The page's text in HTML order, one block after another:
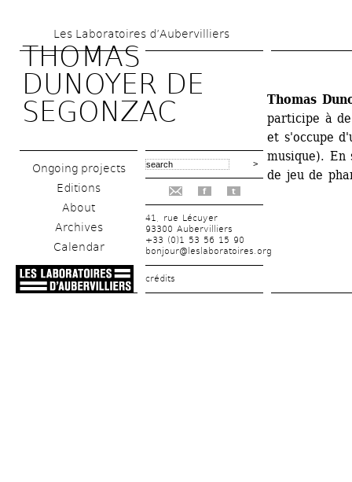
to
main
content
Les Laboratoires d’Aubervilliers
THOMAS
DUNOYER DE
SEGONZAC
Ongoing projects
Editions
About
Archives
Calendar
f t
41, rue Lécuyer
93300 Aubervilliers
+33 (0)1 53 56 15 90
bonjour@leslaboratoires.org
crédits
Thomas
participe à
et s'occupe
musique).
de jeu de